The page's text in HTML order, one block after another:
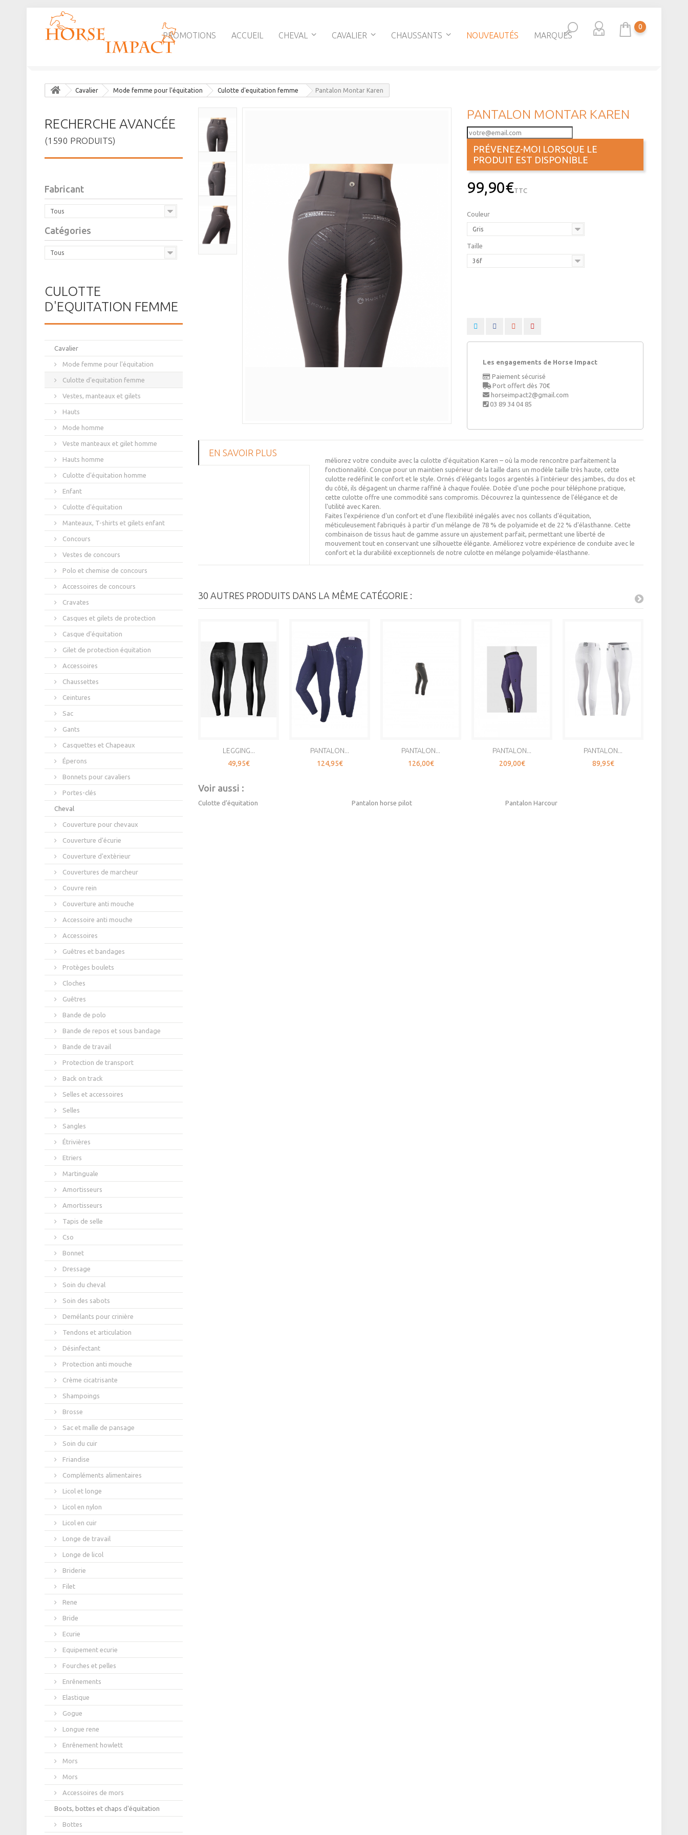
0
PROMOTIONS ACCUEIL CHEVAL CAVALIER CHAUSSANTS NOUVEAUTÉS MARQUES
Cavalier Mode femme pour l'équitation Culotte d'equitation femme Pantalon Montar Karen
PANTALON MONTAR KAREN
PRÉVENEZ-MOI LORSQUE LE
PRODUIT EST DISPONIBLE
99,90€TTC
Couleur
Gris
Taille
36f
Les engagements de Horse Impact
Paiement sécurisé
Port offert dès 70€
horseimpact2@gmail.com
03 89 34 04 85
EN SAVOIR PLUS
méliorez votre conduite avec la culotte d'équitation Karen – où la mode rencontre parfaitement la
fonctionnalité. Conçue pour un maintien supérieur de la taille dans un modèle taille très haute, cette
culotte redéfinit le confort et le style. Ornés d'élégants logos argentés à l'intérieur des jambes, du dos et
du côté, ils dégagent un charme raffiné à chaque foulée. Dotée d'une poche pour téléphone pratique,
cette culotte offre une commodité sans compromis. Découvrez la quintessence de l'élégance et de
l'utilité avec Karen.
Faites l'expérience d'un confort et d'une flexibilité inégalés avec nos collants d'équitation,
méticuleusement fabriqués à partir d'un mélange de 78 % de polyamide et de 22 % d'élasthanne. Cette
combinaison de tissus haut de gamme assure un ajustement parfait, permettant une liberté de
mouvement tout en conservant une silhouette élégante. Améliorez votre expérience de conduite avec le
confort et la durabilité exceptionnels de notre culotte en mélange polyamide-élasthanne.
30 AUTRES PRODUITS DANS LA MÊME CATÉGORIE :
LEGGING...
49,95€
PANTALON...
124,95€
PANTALON...
126,00€
PANTALON...
209,00€
PANTALON...
89,95€
Voir aussi :
Culotte d’équitation Pantalon horse pilot Pantalon Harcour
RECHERCHE AVANCÉE
(1590 PRODUITS)
Fabricant
Tous
Catégories
Tous
CULOTTE
D'EQUITATION FEMME
Cavalier
Mode femme pour l'équitation
Culotte d'equitation femme
Vestes, manteaux et gilets
Hauts
Mode homme
Veste manteaux et gilet homme
Hauts homme
Culotte d'équitation homme
Enfant
Culotte d'équitation
Manteaux, T-shirts et gilets enfant
Concours
Vestes de concours
Polo et chemise de concours
Accessoires de concours
Cravates
Casques et gilets de protection
Casque d'équitation
Gilet de protection équitation
Accessoires
Chaussettes
Ceintures
Sac
Gants
Casquettes et Chapeaux
Éperons
Bonnets pour cavaliers
Portes-clés
Cheval
Couverture pour chevaux
Couverture d'écurie
Couverture d'extèrieur
Couvertures de marcheur
Couvre rein
Couverture anti mouche
Accessoire anti mouche
Accessoires
Guêtres et bandages
Protèges boulets
Cloches
Guêtres
Bande de polo
Bande de repos et sous bandage
Bande de travail
Protection de transport
Back on track
Selles et accessoires
Selles
Sangles
Étrivières
Etriers
Martinguale
Amortisseurs
Amortisseurs
Tapis de selle
Cso
Bonnet
Dressage
Soin du cheval
Soin des sabots
Demélants pour crinière
Tendons et articulation
Désinfectant
Protection anti mouche
Crème cicatrisante
Shampoings
Brosse
Sac et malle de pansage
Soin du cuir
Friandise
Compléments alimentaires
Licol et longe
Licol en nylon
Licol en cuir
Longe de travail
Longe de licol
Briderie
Filet
Rene
Bride
Ecurie
Equipement ecurie
Fourches et pelles
Enrênements
Elastique
Gogue
Longue rene
Enrênement howlett
Mors
Mors
Accessoires de mors
Boots, bottes et chaps d'équitation
Bottes